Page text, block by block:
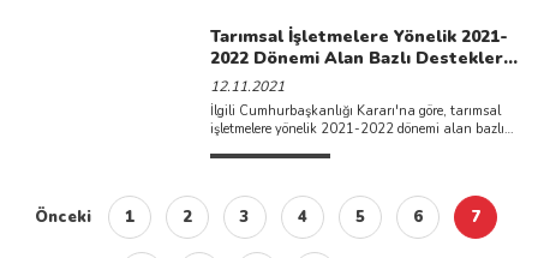
Tarımsal İşletmelere Yönelik 2021-
2022 Dönemi Alan Bazlı Destekler
Açıklanmıştır.
12.11.2021
İlgili Cumhurbaşkanlığı Kararı'na göre, tarımsal
işletmelere yönelik 2021-2022 dönemi alan bazlı
Önceki 1 2 3 4 5 6 7